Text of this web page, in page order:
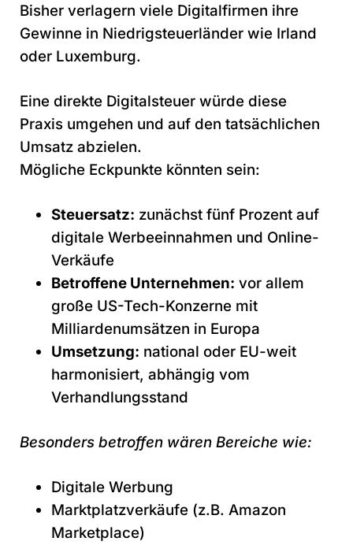
Bisher verlagern viele Digitalfirmen ihre
Gewinne in Niedrigsteuerländer wie Irland
oder Luxemburg.
Eine direkte Digitalsteuer würde diese
Praxis umgehen und auf den tatsächlichen
Umsatz abzielen.
Mögliche Eckpunkte könnten sein:
Steuersatz: zunächst fünf Prozent auf
digitale Werbeeinnahmen und Online-
Verkäufe
Betroffene Unternehmen: vor allem
große US-Tech-Konzerne mit
Milliardenumsätzen in Europa
Umsetzung: national oder EU-weit
harmonisiert, abhängig vom
Verhandlungsstand
Besonders betroffen wären Bereiche wie:
Digitale Werbung
Marktplatzverkäufe (z.B. Amazon
Marketplace)